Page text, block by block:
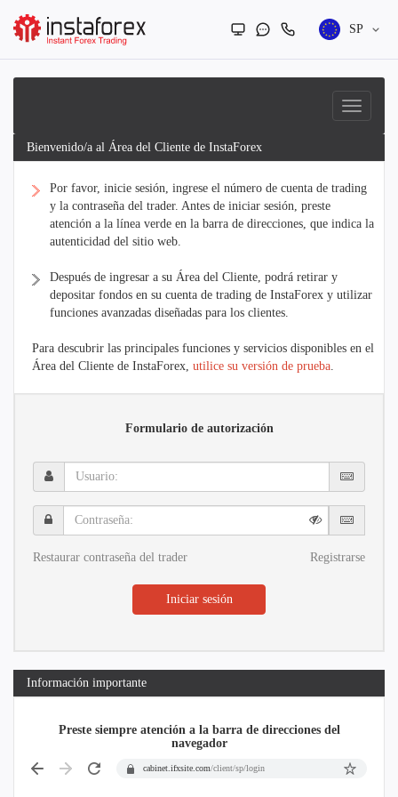
SP
Bienvenido/a al Área del Cliente de InstaForex
Por favor, inicie sesión, ingrese el número de cuenta de trading
y la contraseña del trader. Antes de iniciar sesión, preste
atención a la línea verde en la barra de direcciones, que indica la
autenticidad del sitio web.
Después de ingresar a su Área del Cliente, podrá retirar y
depositar fondos en su cuenta de trading de InstaForex y utilizar
funciones avanzadas diseñadas para los clientes.
Para descubrir las principales funciones y servicios disponibles en el
Área del Cliente de InstaForex, utilice su versión de prueba.
Formulario de autorización
Usuario:
Contraseña:
Restaurar contraseña del trader Registrarse
Iniciar sesión
Información importante
Preste siempre atención a la barra de direcciones del
navegador
cabinet.ifxsite.com/client/sp/login